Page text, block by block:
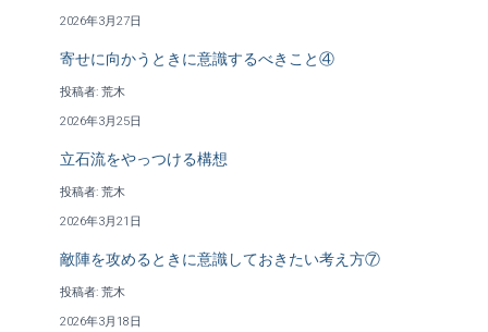
2026年3月27日
寄せに向かうときに意識するべきこと④
投稿者: 荒木
2026年3月25日
立石流をやっつける構想
投稿者: 荒木
2026年3月21日
敵陣を攻めるときに意識しておきたい考え方⑦
投稿者: 荒木
2026年3月18日